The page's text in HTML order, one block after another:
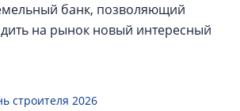
банк, позволяющий
на рынок новый интересный
строителя 2026